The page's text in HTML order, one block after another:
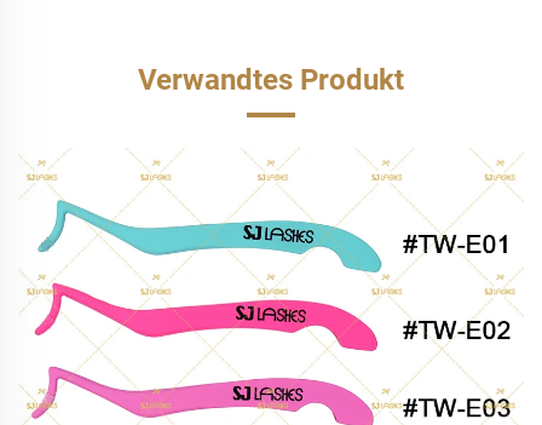
Verwandtes Produkt